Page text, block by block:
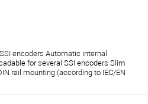
encoders Automatic internal
for several SSI encoders Slim
rail mounting (according to IEC/EN